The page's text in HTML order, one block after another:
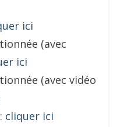
ici
(avec
ici
(avec vidéo
cliquer ici